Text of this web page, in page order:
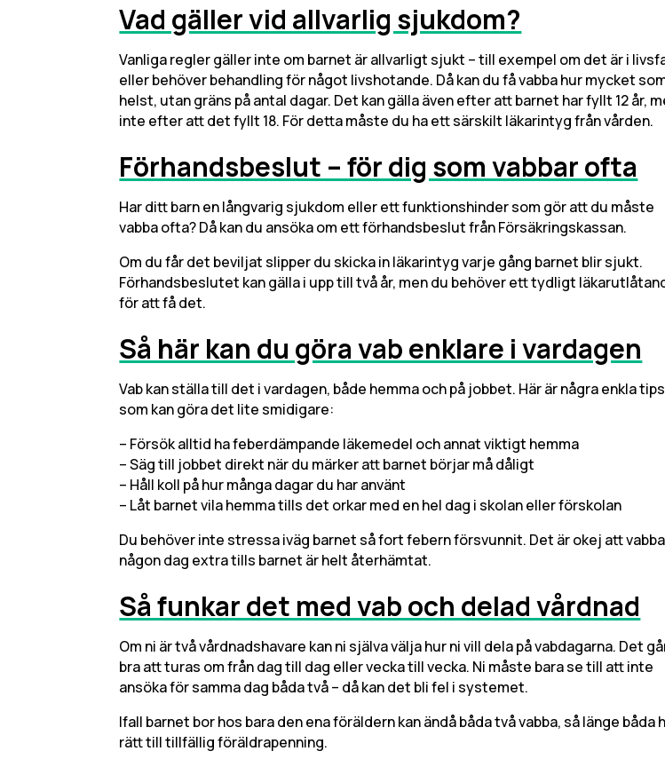
Vad gäller vid allvarlig sjukdom?
Vanliga regler gäller inte om barnet är allvarligt sjukt – till exempel om det är i
eller behöver behandling för något livshotande. Då kan du få vabba hur mycket
helst, utan gräns på antal dagar. Det kan gälla även efter att barnet har fyllt 12 år,
inte efter att det fyllt 18. För detta måste du ha ett särskilt läkarintyg från vården.
Förhandsbeslut – för dig som vabbar ofta
Har ditt barn en långvarig sjukdom eller ett funktionshinder som gör att du måste
vabba ofta? Då kan du ansöka om ett förhandsbeslut från Försäkringskassan.
Om du får det beviljat slipper du skicka in läkarintyg varje gång barnet blir sjukt.
Förhandsbeslutet kan gälla i upp till två år, men du behöver ett tydligt
för att få det.
Så här kan du göra vab enklare i vardagen
Vab kan ställa till det i vardagen, både hemma och på jobbet. Här är några enkla tips
som kan göra det lite smidigare:
– Försök alltid ha feberdämpande läkemedel och annat viktigt hemma
– Säg till jobbet direkt när du märker att barnet börjar må dåligt
– Håll koll på hur många dagar du har använt
– Låt barnet vila hemma tills det orkar med en hel dag i skolan eller förskolan
Du behöver inte stressa iväg barnet så fort febern försvunnit. Det är okej att vabba
någon dag extra tills barnet är helt återhämtat.
Så funkar det med vab och delad vårdnad
Om ni är två vårdnadshavare kan ni själva välja hur ni vill dela på vabdagarna. Det
bra att turas om från dag till dag eller vecka till vecka. Ni måste bara se till att inte
ansöka för samma dag båda två – då kan det bli fel i systemet.
Ifall barnet bor hos bara den ena föräldern kan ändå båda två vabba, så länge båda
rätt till tillfällig föräldrapenning.